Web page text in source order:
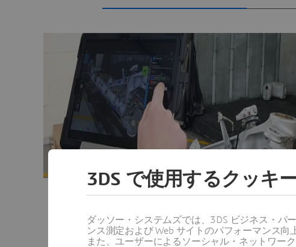
3DS で使用するクッキ
ダッソー・システムズでは、3DS ビジネス・パ
ンス測定および Web サイトのパフォーマンス
また、ユーザーによるソーシャル・ネットワー